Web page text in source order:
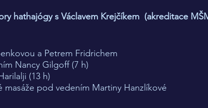
hathajógy s Václavem Krejčíkem (akreditace
a Petrem Fridrichem
Nancy Gilgoff (7 h)
(13 h)
pod vedením Martiny Hanzlíkové